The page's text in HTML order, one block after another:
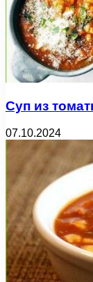
Суп из
07.10.2024